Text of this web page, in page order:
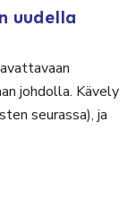
uudella
johdolla. Kävely
seurassa), ja